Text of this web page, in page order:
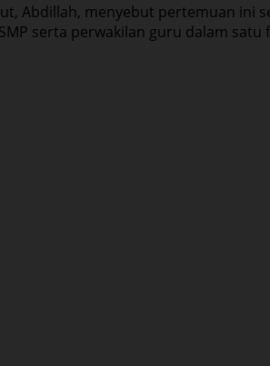
Abdillah, menyebut pertemuan
serta perwakilan guru dalam satu